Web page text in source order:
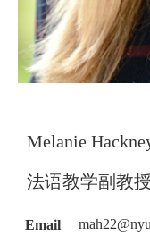
Melanie
法语教学副教
Email